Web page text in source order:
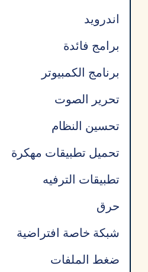
اندرويد
برامج فائدة
برنامج الكمبيوتر
تحرير الصوت
تحسين النظام
تحميل تطبيقات مهكرة
تطبيقات الترفيه
حرق
شبكة خاصة افتراضية
ضغط الملفات